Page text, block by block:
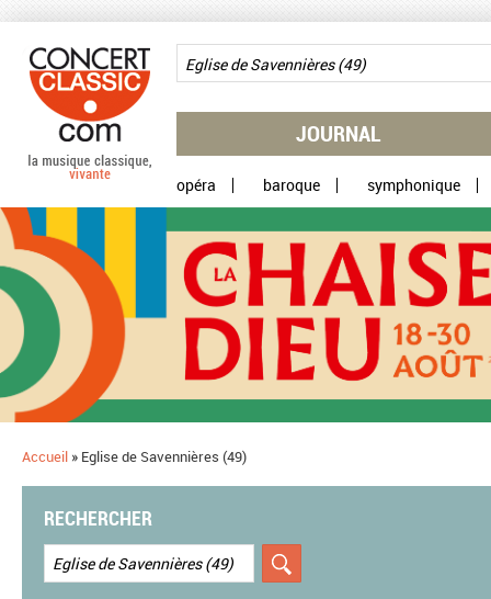
JOURNAL
opéra baroque symphonique
Accueil » Eglise de Savennières (49)
RECHERCHER